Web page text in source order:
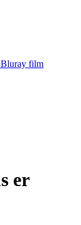
film
er